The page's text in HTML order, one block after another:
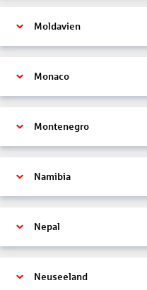
Moldavien
Monaco
Montenegro
Namibia
Nepal
Neuseeland